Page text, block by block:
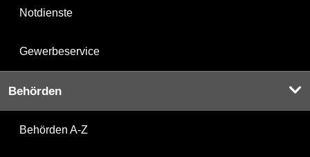
Notdienste
Gewerbeservice
Behörden
Behörden A-Z